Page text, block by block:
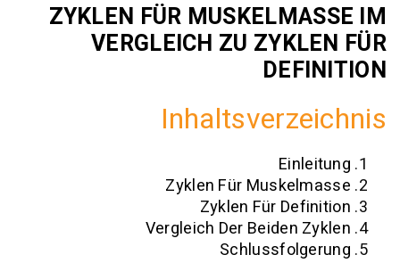
ZYKLEN FÜR
VERGLEICH ZU
Zyklen Für
Zyklen Für
Vergleich Der Beiden